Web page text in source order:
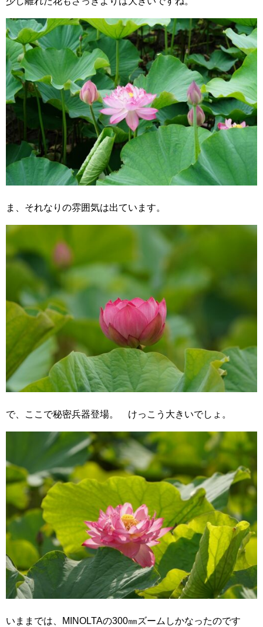
ま、それなりの雰囲気は出ています。
で、ここで秘密兵器登場。 けっこう大きいでしょ。
いままでは、MINOLTAの300㎜ズームしかなったのです